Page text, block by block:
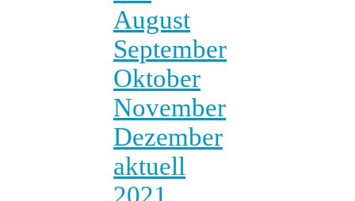
August
September
Oktober
November
Dezember
aktuell